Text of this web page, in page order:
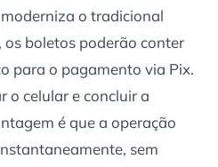
o tradicional
boletos poderão conter
para o pagamento via Pix.
o celular e concluir a
é que a operação
sem